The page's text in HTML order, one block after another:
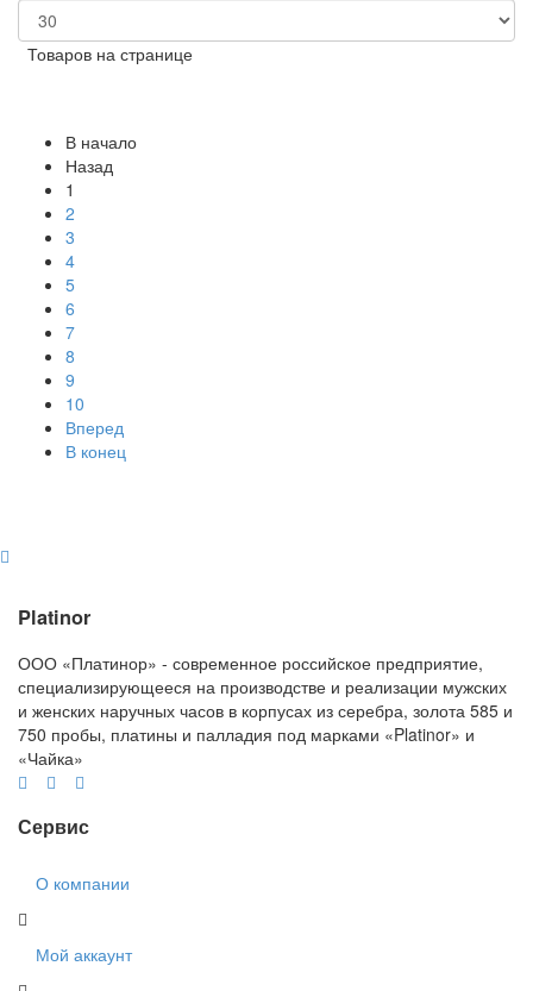
Товаров на странице
В начало
Назад
1
2
3
4
5
6
7
8
9
10
Вперед
В конец
Platinor
ООО «Платинор» - современное российское предприятие,
специализирующееся на производстве и реализации мужских
и женских наручных часов в корпусах из серебра, золота 585 и
750 пробы, платины и палладия под марками «Platinor» и
«Чайка»
Сервис
О компании
Мой аккаунт